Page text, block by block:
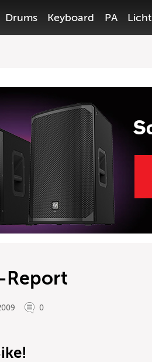
Drums Keyboard PA Licht
Report
0